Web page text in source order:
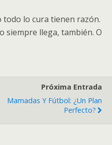
todo lo cura tienen razón.
siempre llega, también. O
Próxima Entrada
Mamadas Y Fútbol: ¿un Plan
Perfecto?